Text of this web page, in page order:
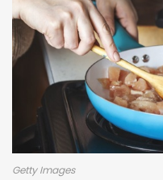
Getty Images